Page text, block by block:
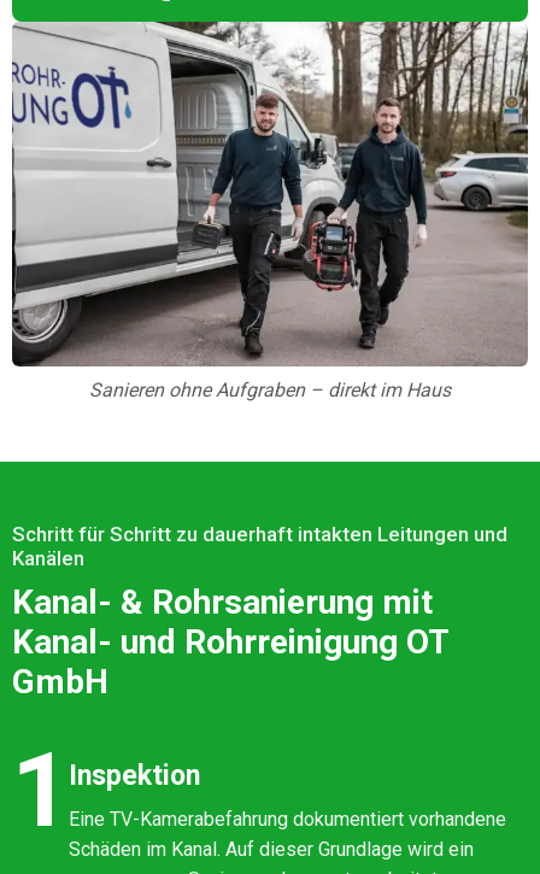
Sanieren ohne Aufgraben – direkt im Haus
Schritt für Schritt zu dauerhaft intakten Leitungen und
Kanälen
Kanal- & Rohrsanierung mit
Kanal- und Rohrreinigung OT
GmbH
1 Inspektion
Eine TV-Kamerabefahrung dokumentiert vorhandene
Schäden im Kanal. Auf dieser Grundlage wird ein